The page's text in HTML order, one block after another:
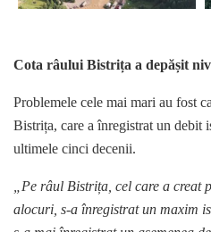
Cota râului Bistrița a depășit
Problemele cele mai mari au fost
Bistrița, care a înregistrat un debit
ultimele cinci decenii.
„Pe râul Bistrița, cel care a creat
alocuri, s-a înregistrat un maxim